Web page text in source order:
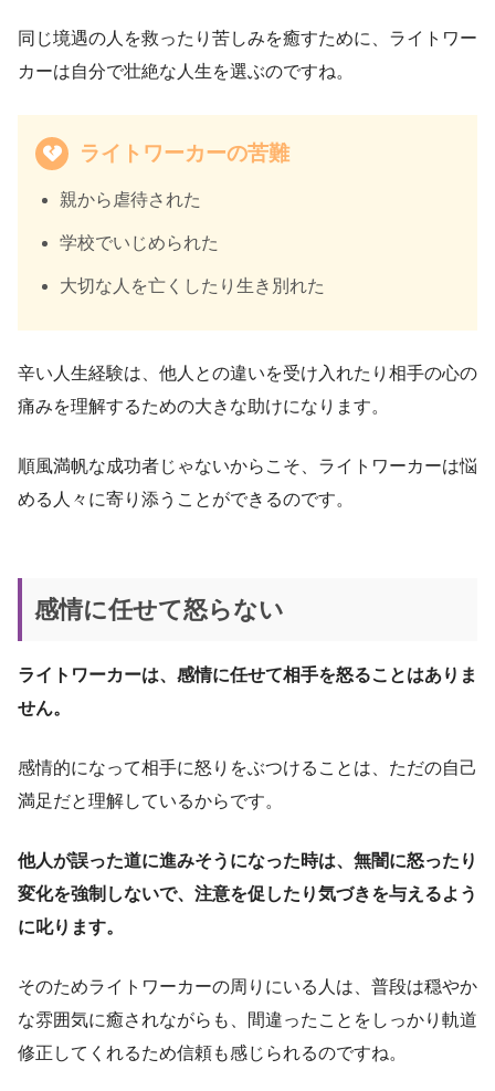
同じ境遇の人を救ったり苦しみを癒すために、ライトワー
カーは自分で壮絶な人生を選ぶのですね。
ライトワーカーの苦難
親から虐待された
学校でいじめられた
大切な人を亡くしたり生き別れた
辛い人生経験は、他人との違いを受け入れたり相手の心の
痛みを理解するための大きな助けになります。
順風満帆な成功者じゃないからこそ、ライトワーカーは悩
める人々に寄り添うことができるのです。
感情に任せて怒らない
ライトワーカーは、感情に任せて相手を怒ることはありま
せん。
感情的になって相手に怒りをぶつけることは、ただの自己
満足だと理解しているからです。
他人が誤った道に進みそうになった時は、無闇に怒ったり
変化を強制しないで、注意を促したり気づきを与えるよう
に叱ります。
そのためライトワーカーの周りにいる人は、普段は穏やか
な雰囲気に癒されながらも、間違ったことをしっかり軌道
修正してくれるため信頼も感じられるのですね。